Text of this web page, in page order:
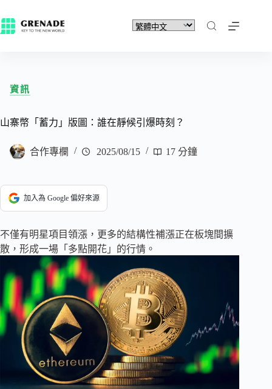
資訊
山寨幣「蓄力」版圖：誰在靜候引爆時刻？
合作專欄 2025/08/15 17 分鐘
加入為 Google 偏好來源
不僅有明星項目領漲，更多的結構性補漲正在板塊間擴
散，形成一場「多點開花」的行情。